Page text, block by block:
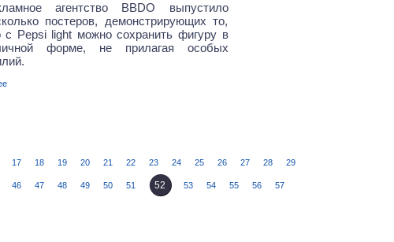
агентство BBDO выпустило
постеров, демонстрирующих то,
с Pepsi light можно сохранить фигуру в
форме, не прилагая особых
17 18 19 20 21 22 23 24 25 26 27 28 29
46 47 48 49 50 51 52 53 54 55 56 57